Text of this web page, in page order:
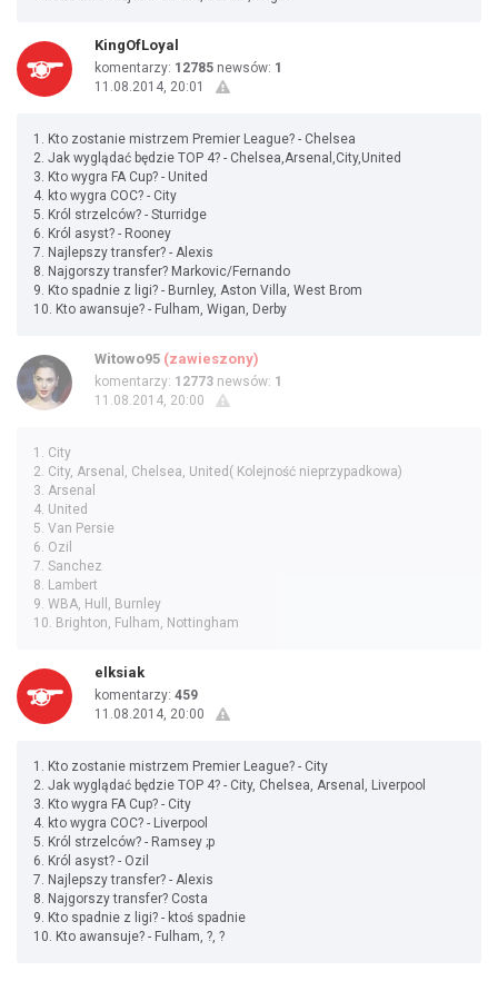
KingOfLoyal
komentarzy: 12785 newsów: 1
11.08.2014, 20:01
1. Kto zostanie mistrzem Premier League? - Chelsea
2. Jak wyglądać będzie TOP 4? - Chelsea,Arsenal,City,United
3. Kto wygra FA Cup? - United
4. kto wygra COC? - City
5. Król strzelców? - Sturridge
6. Król asyst? - Rooney
7. Najlepszy transfer? - Alexis
8. Najgorszy transfer? Markovic/Fernando
9. Kto spadnie z ligi? - Burnley, Aston Villa, West Brom
10. Kto awansuje? - Fulham, Wigan, Derby
Witowo95 (zawieszony)
komentarzy: 12773 newsów: 1
11.08.2014, 20:00
1. City
2. City, Arsenal, Chelsea, United( Kolejność nieprzypadkowa)
3. Arsenal
4. United
5. Van Persie
6. Ozil
7. Sanchez
8. Lambert
9. WBA, Hull, Burnley
10. Brighton, Fulham, Nottingham
elksiak
komentarzy: 459
11.08.2014, 20:00
1. Kto zostanie mistrzem Premier League? - City
2. Jak wyglądać będzie TOP 4? - City, Chelsea, Arsenal, Liverpool
3. Kto wygra FA Cup? - City
4. kto wygra COC? - Liverpool
5. Król strzelców? - Ramsey ;p
6. Król asyst? - Ozil
7. Najlepszy transfer? - Alexis
8. Najgorszy transfer? Costa
9. Kto spadnie z ligi? - ktoś spadnie
10. Kto awansuje? - Fulham, ?, ?